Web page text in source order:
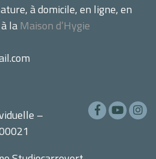
à domicile, en ligne, en
la Maison d’Hygie
–